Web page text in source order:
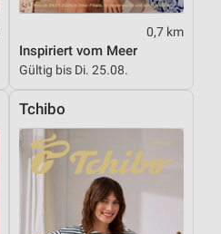
0,7 km
Inspiriert vom Meer
Gültig bis Di. 25.08.
Tchibo